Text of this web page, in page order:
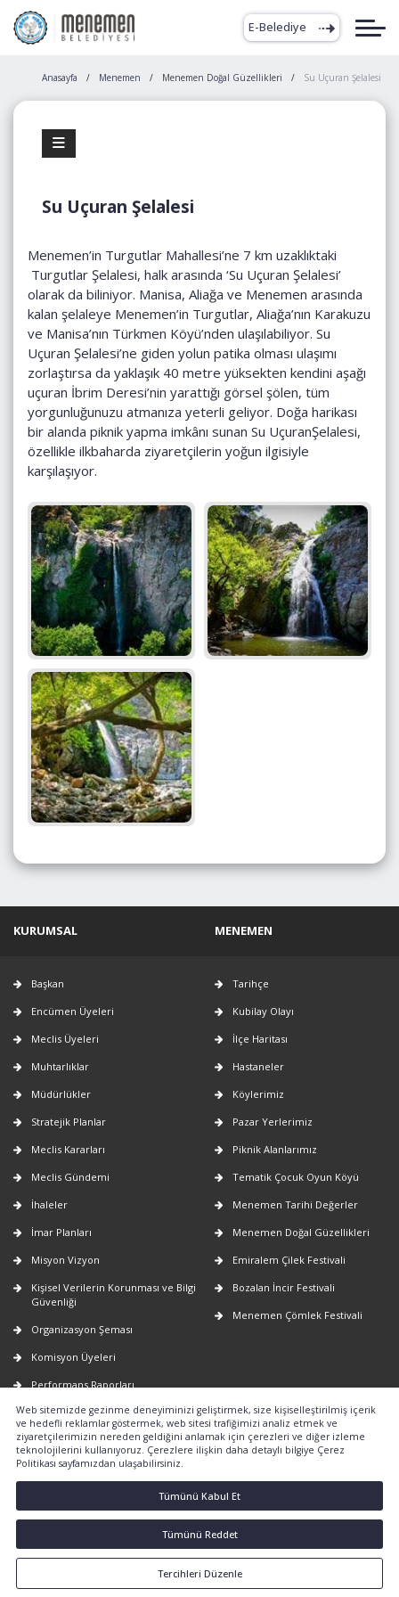
Web sitemizde gezinme deneyiminizi geliştirmek, size kişiselleştirilmiş içerik
ve hedefli reklamlar göstermek, web sitesi trafiğimizi analiz etmek ve
ziyaretçilerimizin nereden geldiğini anlamak için çerezleri ve diğer izleme
teknolojilerini kullanıyoruz. Çerezlere ilişkin daha detaylı bilgiye Çerez
Politikası sayfamızdan ulaşabilirsiniz.
Tümünü Kabul Et
Tümünü Reddet
Tercihleri Düzenle
E-Belediye
Anasayfa Menemen Menemen Doğal Güzellikleri Su Uçuran Şelalesi
Su Uçuran Şelalesi
Menemen’in Turgutlar Mahallesi’ne 7 km uzaklıktaki
Turgutlar Şelalesi, halk arasında ‘Su Uçuran Şelalesi’
olarak da biliniyor. Manisa, Aliağa ve Menemen arasında
kalan şelaleye Menemen’in Turgutlar, Aliağa’nın Karakuzu
ve Manisa’nın Türkmen Köyü’nden ulaşılabiliyor. Su
Uçuran Şelalesi’ne giden yolun patika olması ulaşımı
zorlaştırsa da yaklaşık 40 metre yüksekten kendini aşağı
uçuran İbrim Deresi’nin yarattığı görsel şölen, tüm
yorgunluğunuzu atmanıza yeterli geliyor. Doğa harikası
bir alanda piknik yapma imkânı sunan Su UçuranŞelalesi,
özellikle ilkbaharda ziyaretçilerin yoğun ilgisiyle
karşılaşıyor.
KURUMSAL
Başkan
Encümen Üyeleri
Meclis Üyeleri
Muhtarlıklar
Müdürlükler
Stratejik Planlar
Meclis Kararları
Meclis Gündemi
İhaleler
İmar Planları
Misyon Vizyon
Kişisel Verilerin Korunması ve Bilgi
Güvenliği
Organizasyon Şeması
Komisyon Üyeleri
Performans Raporları
Faaliyet Raporları
E-Belediye
Nöbetçi Eczaneler
2026-2029 yıllarına ait uygulanacak
emlak vergi değerlerinin tespiti
hakkında
MENEMEN
Tarihçe
Kubilay Olayı
İlçe Haritası
Hastaneler
Köylerimiz
Pazar Yerlerimiz
Piknik Alanlarımız
Tematik Çocuk Oyun Köyü
Menemen Tarihi Değerler
Menemen Doğal Güzellikleri
Emiralem Çilek Festivali
Bozalan İncir Festivali
Menemen Çömlek Festivali
Copyright © 2024 Tüm Hakları Saklıdır.